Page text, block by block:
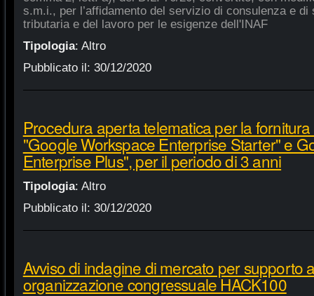
s.m.i., per l’affidamento del servizio di consulenza e
tributaria e del lavoro per le esigenze dell'INAF
Tipologia: Altro
Pubblicato il: 30/12/2020
Procedura aperta telematica per la
"Google Workspace Enterprise Starter" e
Enterprise Plus", per il periodo di 3 anni
Tipologia: Altro
Pubblicato il: 30/12/2020
Avviso di indagine di mercato per supporto
organizzazione congressuale HACK100